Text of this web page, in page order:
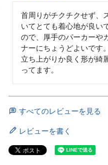
首周りがチクチクせず、
いてとても着心地が良い
ので、厚手のパーカーや
ナーにちょうどよいです
立ち上がりか良く形が綺
ってます。
すべてのレビューを見る
レビューを書く